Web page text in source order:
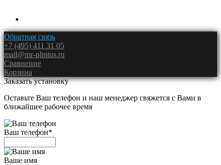
Обратная связь
+7 (495) 411 31 05
mail@mr-plintus.ru
Сравнение
Корзина
Заказать установку
Оставьте Ваш телефон и наш менеджер свяжется с Вами в
ближайшее рабочее время
Ваш телефон*
Ваше имя